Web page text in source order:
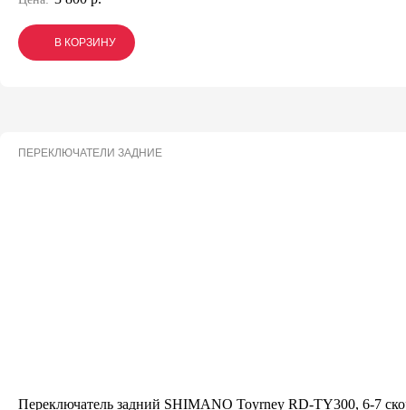
В КОРЗИНУ
В КОРЗИНУ
В КОРЗИНУ
ПЕРЕКЛЮЧАТЕЛИ ЗАДНИЕ
Переключатель задний SHIMANO Toyrney RD-TY300, 6-7